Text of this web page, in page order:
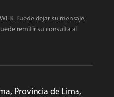
Puede dejar su mensaje,
remitir su consulta al
Provincia de Lima,